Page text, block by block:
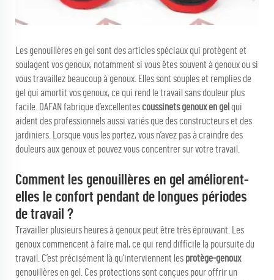
Les genouillères en gel sont des articles spéciaux qui protègent et
soulagent vos genoux, notamment si vous êtes souvent à genoux ou si
vous travaillez beaucoup à genoux. Elles sont souples et remplies de
gel qui amortit vos genoux, ce qui rend le travail sans douleur plus
facile. DAFAN fabrique d’excellentescoussinets genoux en gel qui
aident des professionnels aussi variés que des constructeurs et des
jardiniers. Lorsque vous les portez, vous n’avez pas à craindre des
douleurs aux genoux et pouvez vous concentrer sur votre travail.
Comment les genouillères en gel améliorent-
elles le confort pendant de longues périodes
de travail ?
Travailler plusieurs heures à genoux peut être très éprouvant. Les
genoux commencent à faire mal, ce qui rend difficile la poursuite du
travail. C’est précisément là qu’interviennent les protège-genoux
genouillères en gel. Ces protections sont conçues pour offrir un